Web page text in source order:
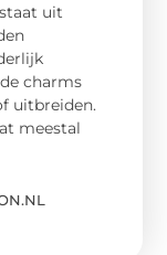
uit
charms
uitbreiden.
meestal